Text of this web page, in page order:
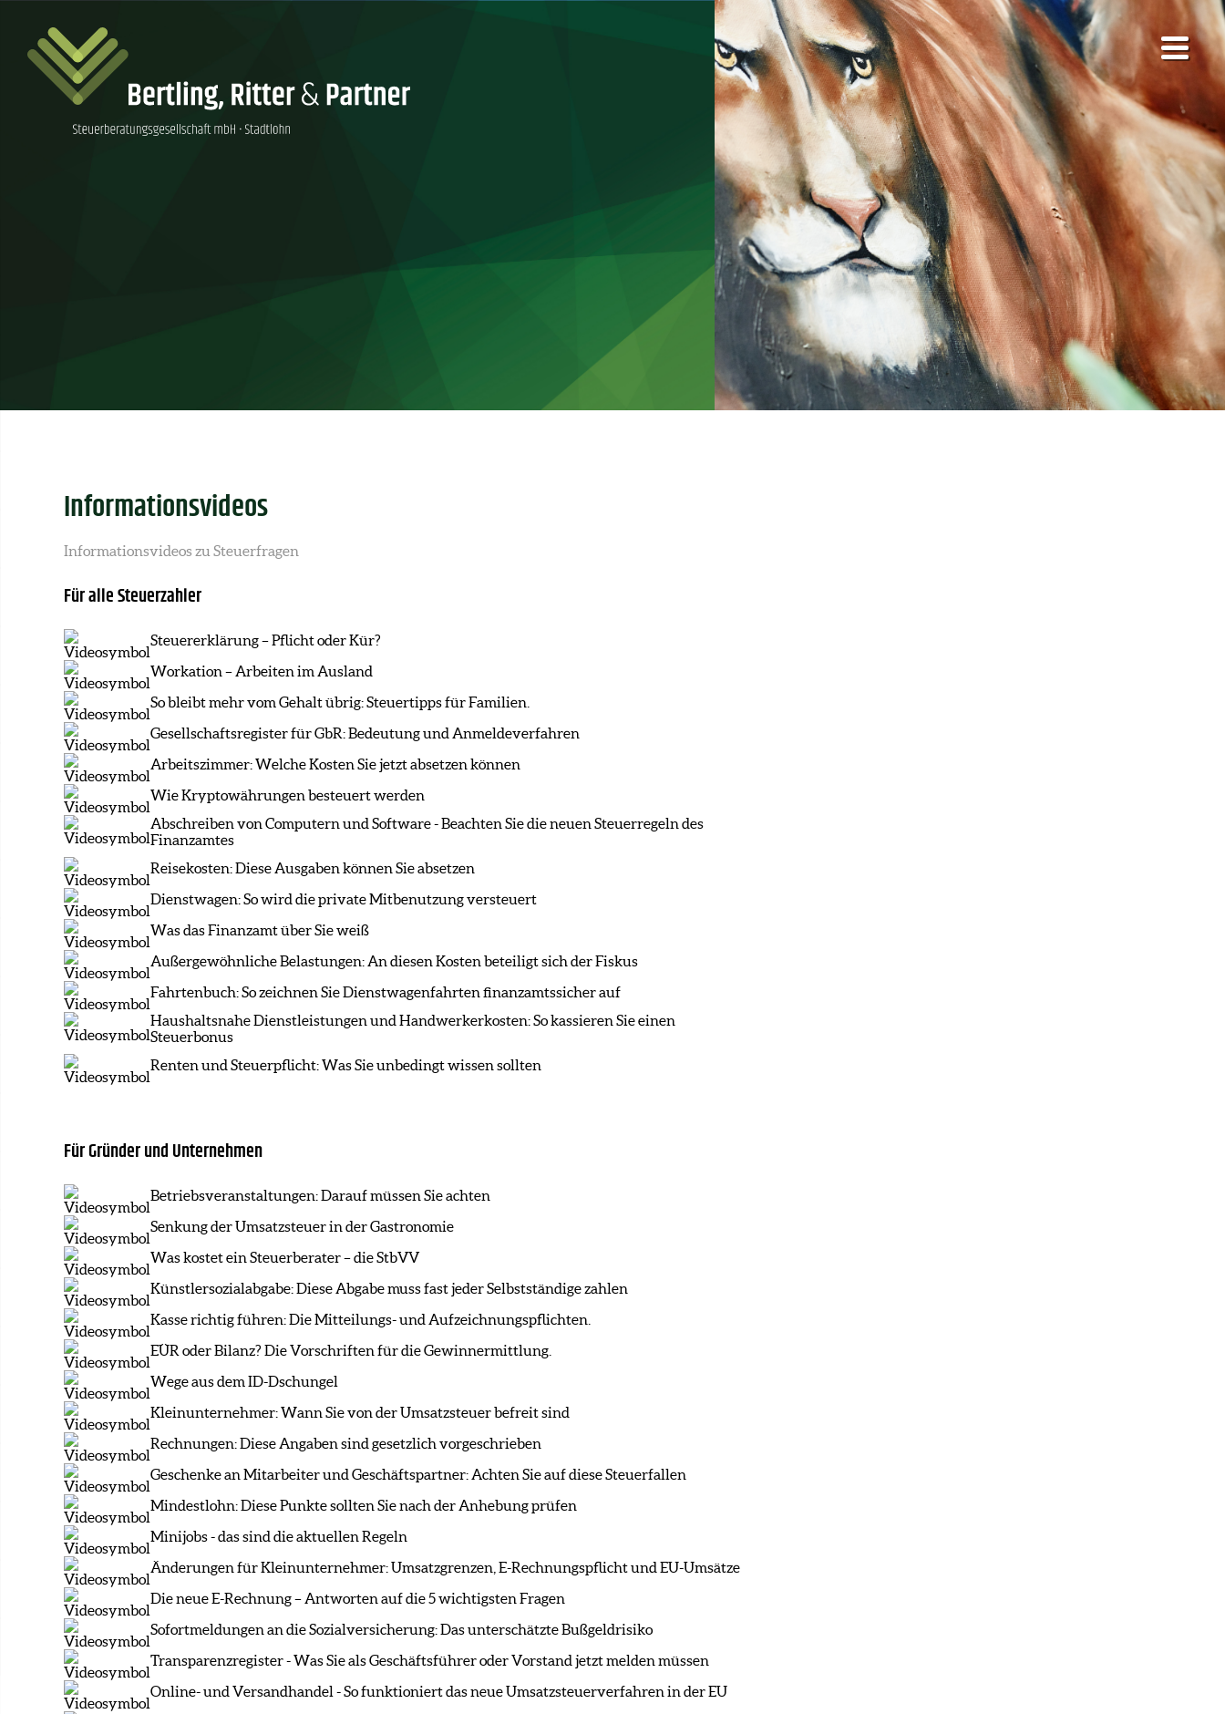
Informationsvideos
Informationsvideos zu Steuerfragen
Für alle Steuerzahler
Steuererklärung – Pflicht oder Kür?
Workation – Arbeiten im Ausland
So bleibt mehr vom Gehalt übrig: Steuertipps für Familien.
Gesellschaftsregister für GbR: Bedeutung und Anmeldeverfahren
Arbeitszimmer: Welche Kosten Sie jetzt absetzen können
Wie Kryptowährungen besteuert werden
Abschreiben von Computern und Software - Beachten Sie die neuen Steuerregeln des
Finanzamtes
Reisekosten: Diese Ausgaben können Sie absetzen
Dienstwagen: So wird die private Mitbenutzung versteuert
Was das Finanzamt über Sie weiß
Außergewöhnliche Belastungen: An diesen Kosten beteiligt sich der Fiskus
Fahrtenbuch: So zeichnen Sie Dienstwagenfahrten finanzamtssicher auf
Haushaltsnahe Dienstleistungen und Handwerkerkosten: So kassieren Sie einen
Steuerbonus
Renten und Steuerpflicht: Was Sie unbedingt wissen sollten
Für Gründer und Unternehmen
Betriebsveranstaltungen: Darauf müssen Sie achten
Senkung der Umsatzsteuer in der Gastronomie
Was kostet ein Steuerberater – die StbVV
Künstlersozialabgabe: Diese Abgabe muss fast jeder Selbstständige zahlen
Kasse richtig führen: Die Mitteilungs- und Aufzeichnungspflichten.
EÜR oder Bilanz? Die Vorschriften für die Gewinnermittlung.
Wege aus dem ID-Dschungel
Kleinunternehmer: Wann Sie von der Umsatzsteuer befreit sind
Rechnungen: Diese Angaben sind gesetzlich vorgeschrieben
Geschenke an Mitarbeiter und Geschäftspartner: Achten Sie auf diese Steuerfallen
Mindestlohn: Diese Punkte sollten Sie nach der Anhebung prüfen
Minijobs - das sind die aktuellen Regeln
Änderungen für Kleinunternehmer: Umsatzgrenzen, E-Rechnungspflicht und EU-Umsätze
Die neue E-Rechnung – Antworten auf die 5 wichtigsten Fragen
Sofortmeldungen an die Sozialversicherung: Das unterschätzte Bußgeldrisiko
Transparenzregister - Was Sie als Geschäftsführer oder Vorstand jetzt melden müssen
Online- und Versandhandel - So funktioniert das neue Umsatzsteuerverfahren in der EU